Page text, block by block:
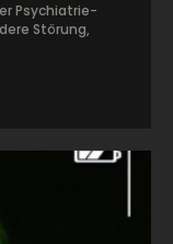
Psychiatrie-
Störung,